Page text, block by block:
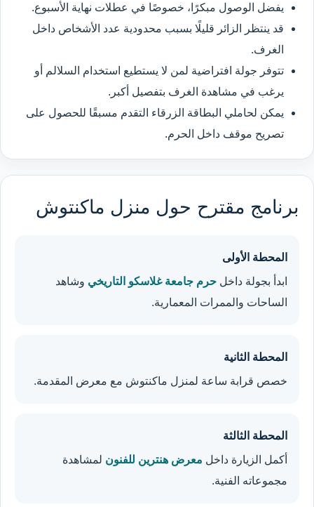
يفضل الوصول مبكرًا، خصوصًا في عطلات نهاية الأسبوع.
قد ينتظر الزائر قليلًا بسبب محدودية عدد الأشخاص داخل
الغرف.
تتوفر جولة افتراضية لمن لا يستطيع استخدام السلالم أو
يرغب في مشاهدة الغرف بتفصيل أكبر.
يمكن لحاملي البطاقة الزرقاء التقدم مسبقًا للحصول على
تصريح موقف داخل الحرم.
برنامج مقترح حول منزل ماكنتوش
المحطة الأولى
ابدأ بجولة داخل حرم جامعة غلاسكو التاريخي وشاهد
الساحات والممرات المعمارية.
المحطة الثانية
خصص قرابة ساعة لمنزل ماكنتوش مع معرض المقدمة.
المحطة الثالثة
أكمل الزيارة داخل معرض هنترين للفنون لمشاهدة
مجموعاته الفنية.